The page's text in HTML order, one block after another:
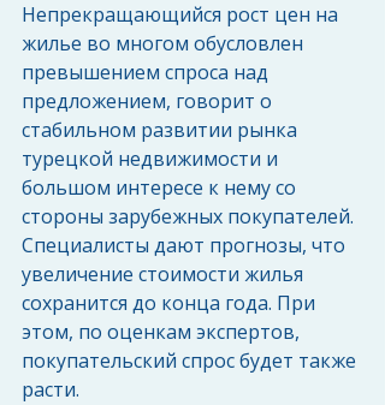
Непрекращающийся рост цен на
жилье во многом обусловлен
превышением спроса над
предложением, говорит о
стабильном развитии рынка
турецкой недвижимости и
большом интересе к нему со
стороны зарубежных покупателей.
Специалисты дают прогнозы, что
увеличение стоимости жилья
сохранится до конца года. При
этом, по оценкам экспертов,
покупательский спрос будет также
расти.